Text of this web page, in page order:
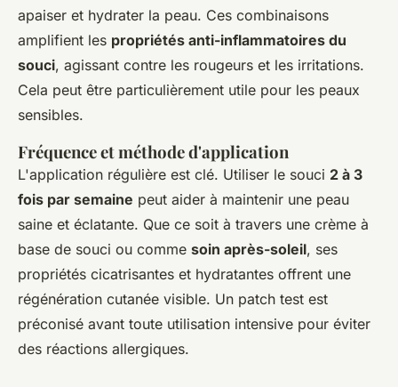
apaiser et hydrater la peau. Ces combinaisons
amplifient les propriétés anti-inflammatoires du
souci, agissant contre les rougeurs et les irritations.
Cela peut être particulièrement utile pour les peaux
sensibles.
Fréquence et méthode d'application
L'application régulière est clé. Utiliser le souci 2 à 3
fois par semaine peut aider à maintenir une peau
saine et éclatante. Que ce soit à travers une crème à
base de souci ou comme soin après-soleil, ses
propriétés cicatrisantes et hydratantes offrent une
régénération cutanée visible. Un patch test est
préconisé avant toute utilisation intensive pour éviter
des réactions allergiques.